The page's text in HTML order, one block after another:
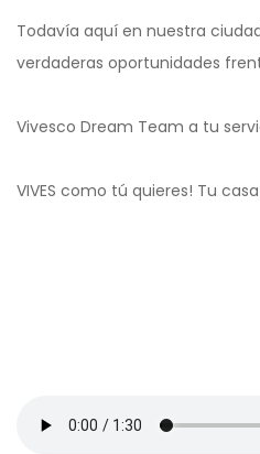
Todavía aquí en nuestra
verdaderas oportunidades
Vivesco Dream Team a tu
VIVES como tú quieres! Tu